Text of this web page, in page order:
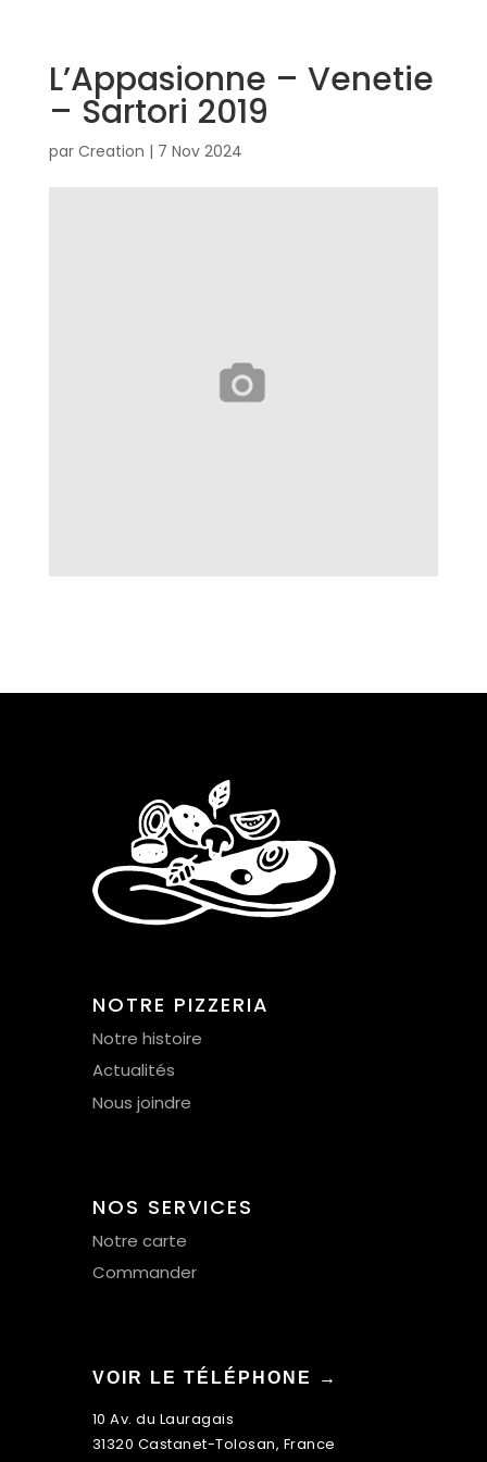
L’Appasionne – Venetie
– Sartori 2019
par Creation | 7 Nov 2024
NOTRE PIZZERIA
Notre histoire
Actualités
Nous joindre
NOS SERVICES
Notre carte
Commander
VOIR LE TÉLÉPHONE →
10 Av. du Lauragais
31320 Castanet-Tolosan, France